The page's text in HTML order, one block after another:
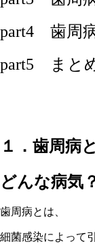
part4 歯周
part5 まと
１．歯周病
どんな病気
歯周病とは、
細菌感染によって